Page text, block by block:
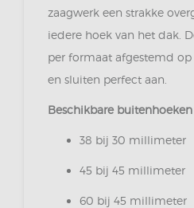
zaagwerk een strakke
iedere hoek van het dak.
per formaat afgestemd
en sluiten perfect aan.
Beschikbare
38 bij 30 millimeter
45 bij 45 millimeter
60 bij 45 millimeter